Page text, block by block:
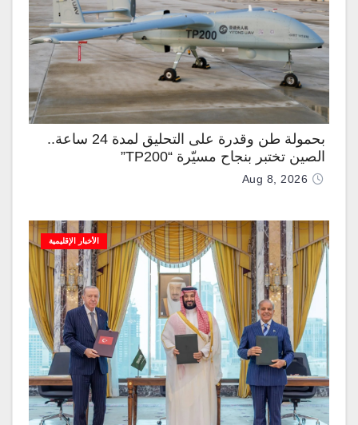
بحمولة طن وقدرة على التحليق لمدة 24 ساعة..
الصين تختبر بنجاح مسيّرة “TP200”
Aug 8, 2026
الأخبار الإقليمية